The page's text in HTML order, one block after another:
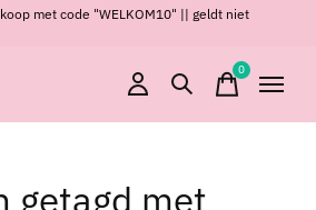
met code "WELKOM10" || geldt niet
0items
getagd met